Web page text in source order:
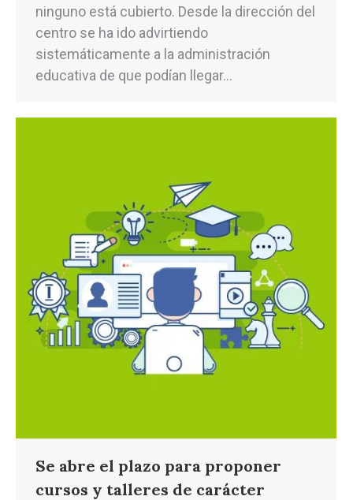
ninguno está cubierto. Desde la dirección del
centro se ha ido advirtiendo
sistemáticamente a la administración
educativa de que podían llegar…
Se abre el plazo para proponer
cursos y talleres de carácter